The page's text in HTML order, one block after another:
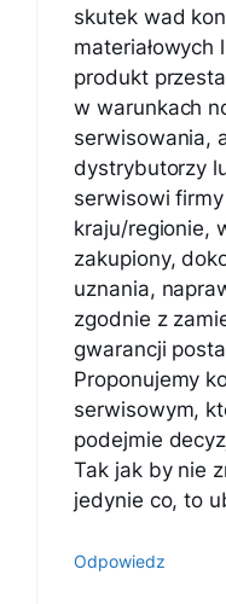
skutek wad
materiałowych
produkt
w warunkach
serwisowania,
dystrybutorzy
serwisowi
kraju/regionie,
zakupiony,
uznania,
zgodnie z
gwarancji
Proponujemy
serwisowym,
podejmie
Tak jak by nie
jedynie co, to
Odpowiedz